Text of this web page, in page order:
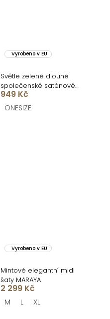
Vyrobeno v EU
Světle zelené dlouhé
společenské saténové
šaty ARANKA na ramínka
949 Kč
ONESIZE
Vyrobeno v EU
Mintové elegantní midi
šaty MARAYA
2 299 Kč
M L XL